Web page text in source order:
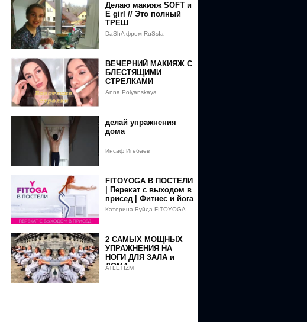
Делаю макияж SOFT и
E girl // Это полный
ТРЕШ
DaShA фром RuSsIa
ВЕЧЕРНИЙ МАКИЯЖ С
БЛЕСТЯЩИМИ
СТРЕЛКАМИ
Anna Polyanskaya
делай упражнения
дома
Инсаф Игебаев
FITOYOGA В ПОСТЕЛИ
| Перекат с выходом в
присед | Фитнес и йога
дома для начинающих
Катерина Буйда FITOYOGA
2 САМЫХ МОЩНЫХ
УПРАЖНЕНИЯ НА
НОГИ ДЛЯ ЗАЛА и
ДОМА
ATLETIZM